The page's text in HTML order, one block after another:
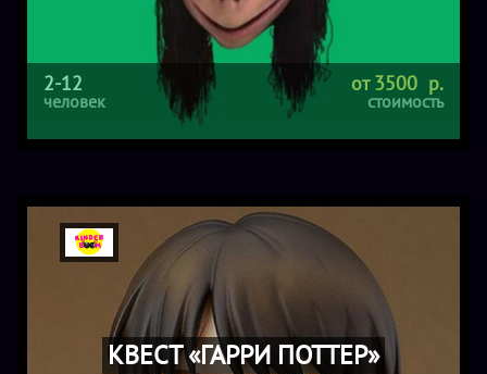
2-12
человек
от 3500 р.
стоимость
КВЕСТ «ГАРРИ ПОТТЕР»